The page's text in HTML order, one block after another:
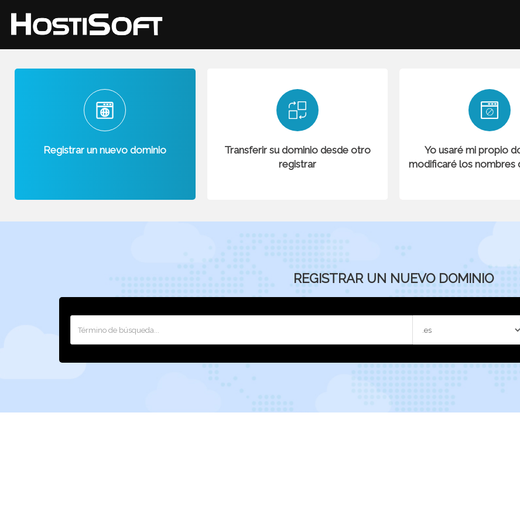
Registrar un nuevo dominio
Transferir su dominio desde otro
registrar
Yo usaré mi propio
modificaré los nombres
REGISTRAR UN NUEVO DOMINIO